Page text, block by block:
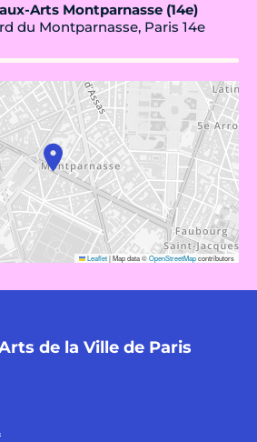
Arts Montparnasse (14e)
du Montparnasse, Paris 14e
Leaflet|Map data ©OpenStreetMapcontributors
de la Ville de Paris